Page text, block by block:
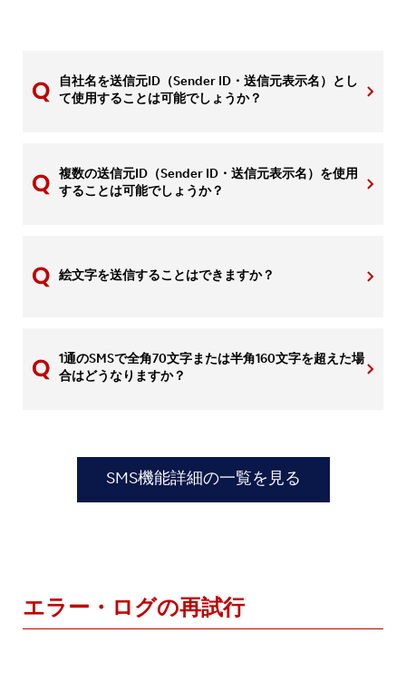
自社名を送信元ID（Sender ID・送信元表示名）とし
て使用することは可能でしょうか？
複数の送信元ID（Sender ID・送信元表示名）を使用
することは可能でしょうか？
絵文字を送信することはできますか？
1通のSMSで全角70文字または半角160文字を超えた場
合はどうなりますか？
SMS機能詳細の一覧を見る
エラー・ログの再試行